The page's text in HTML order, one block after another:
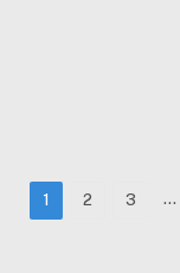
1 2 3 …